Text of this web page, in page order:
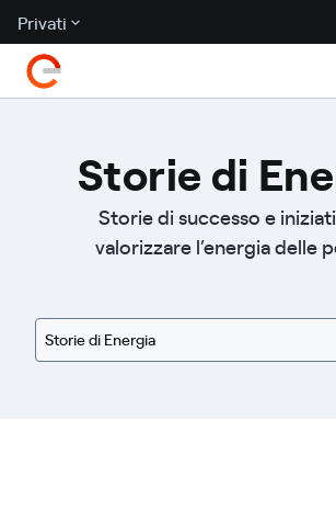
Privati
Storie di
Storie di successo e
valorizzare l’energia delle
Storie di Energia